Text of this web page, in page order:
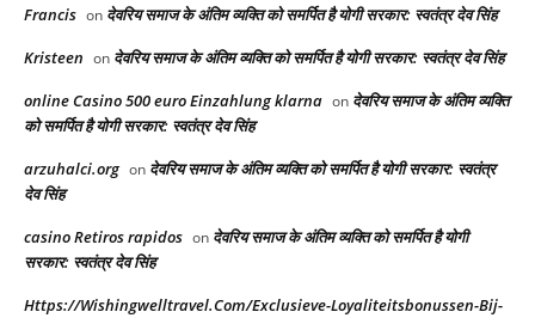
Francis on देवरिय समाज के अंतिम व्यक्ति को समर्पित है योगी सरकार: स्वतंत्र देव सिंह
Kristeen on देवरिय समाज के अंतिम व्यक्ति को समर्पित है योगी सरकार: स्वतंत्र देव सिंह
online Casino 500 euro Einzahlung klarna on देवरिय समाज के अंतिम व्यक्ति
को समर्पित है योगी सरकार: स्वतंत्र देव सिंह
arzuhalci.org on देवरिय समाज के अंतिम व्यक्ति को समर्पित है योगी सरकार: स्वतंत्र
देव सिंह
casino Retiros rapidos on देवरिय समाज के अंतिम व्यक्ति को समर्पित है योगी
सरकार: स्वतंत्र देव सिंह
Https://Wishingwelltravel.Com/Exclusieve-Loyaliteitsbonussen-Bij-